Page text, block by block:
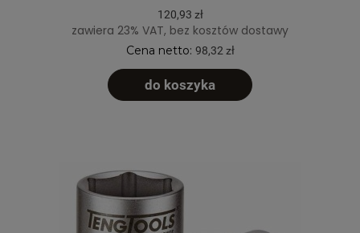
120,93 zł
zawiera 23% VAT, bez kosztów dostawy
Cena netto: 98,32 zł
do koszyka